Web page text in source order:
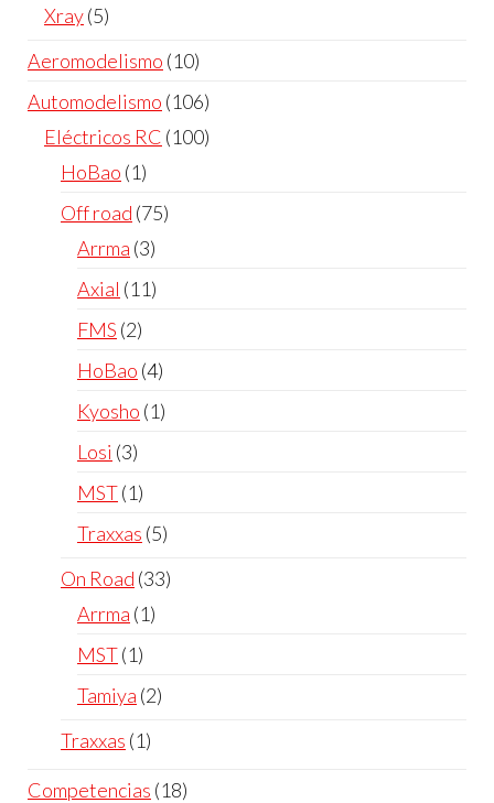
Xray 5
Aeromodelismo 10
Automodelismo 106
Eléctricos RC 100
HoBao 1
Off road 75
Arrma 3
Axial 11
FMS 2
HoBao 4
Kyosho 1
Losi 3
MST 1
Traxxas 5
On Road 33
Arrma 1
MST 1
Tamiya 2
Traxxas 1
Competencias 18